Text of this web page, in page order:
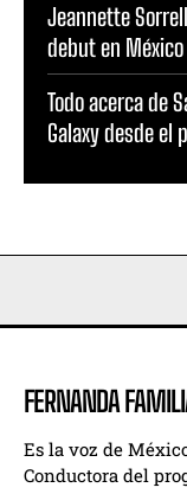
Jeannette
debut en México
Todo acerca de
Galaxy desde el
FERNANDA
Es la voz de
Conductora del